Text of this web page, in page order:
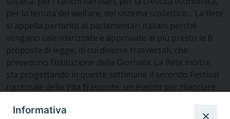
per la tenuta del welfare, del sistema scolastico… La Rete
si appella pertanto ai parlamentari italiani perché
vengano calendarizzate e approvate al più presto le 6
proposte di legge, di cui diverse trasversali, che
prevedono l’istituzione della Giornata. La Rete inoltre
sta progettando in queste settimane il secondo Festival
nazionale della Vita Nascente, un evento per rilanciare
modo simpatico, che avrà luogo eccezionalmente
Informativa